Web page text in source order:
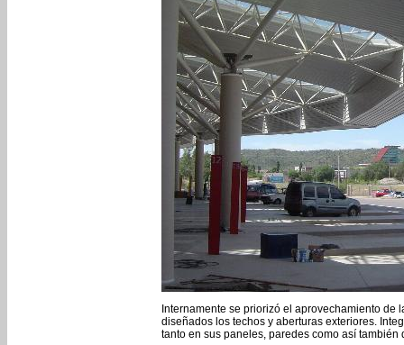
Internamente se priorizó el aprovechamiento de
diseñados los techos y aberturas exteriores.
tanto en sus paneles, paredes como así